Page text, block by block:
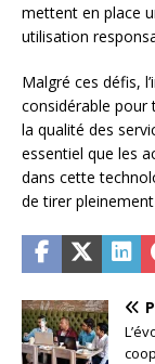
mettent en place
utilisation
Malgré ces défis,
considérable
la qualité des
essentiel que les
dans cette
de tirer